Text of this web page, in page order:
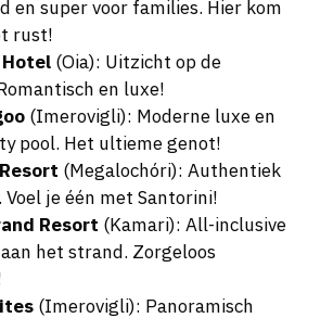
rust!
en luxe!
(Imerovigli): Moderne luxe en
pool. Het ultieme genot!
(Megalochóri): Authentiek
je één met Santorini!
Resort (Kamari): All-inclusive
het strand. Zorgeloos
privacy. Voor een vleugje